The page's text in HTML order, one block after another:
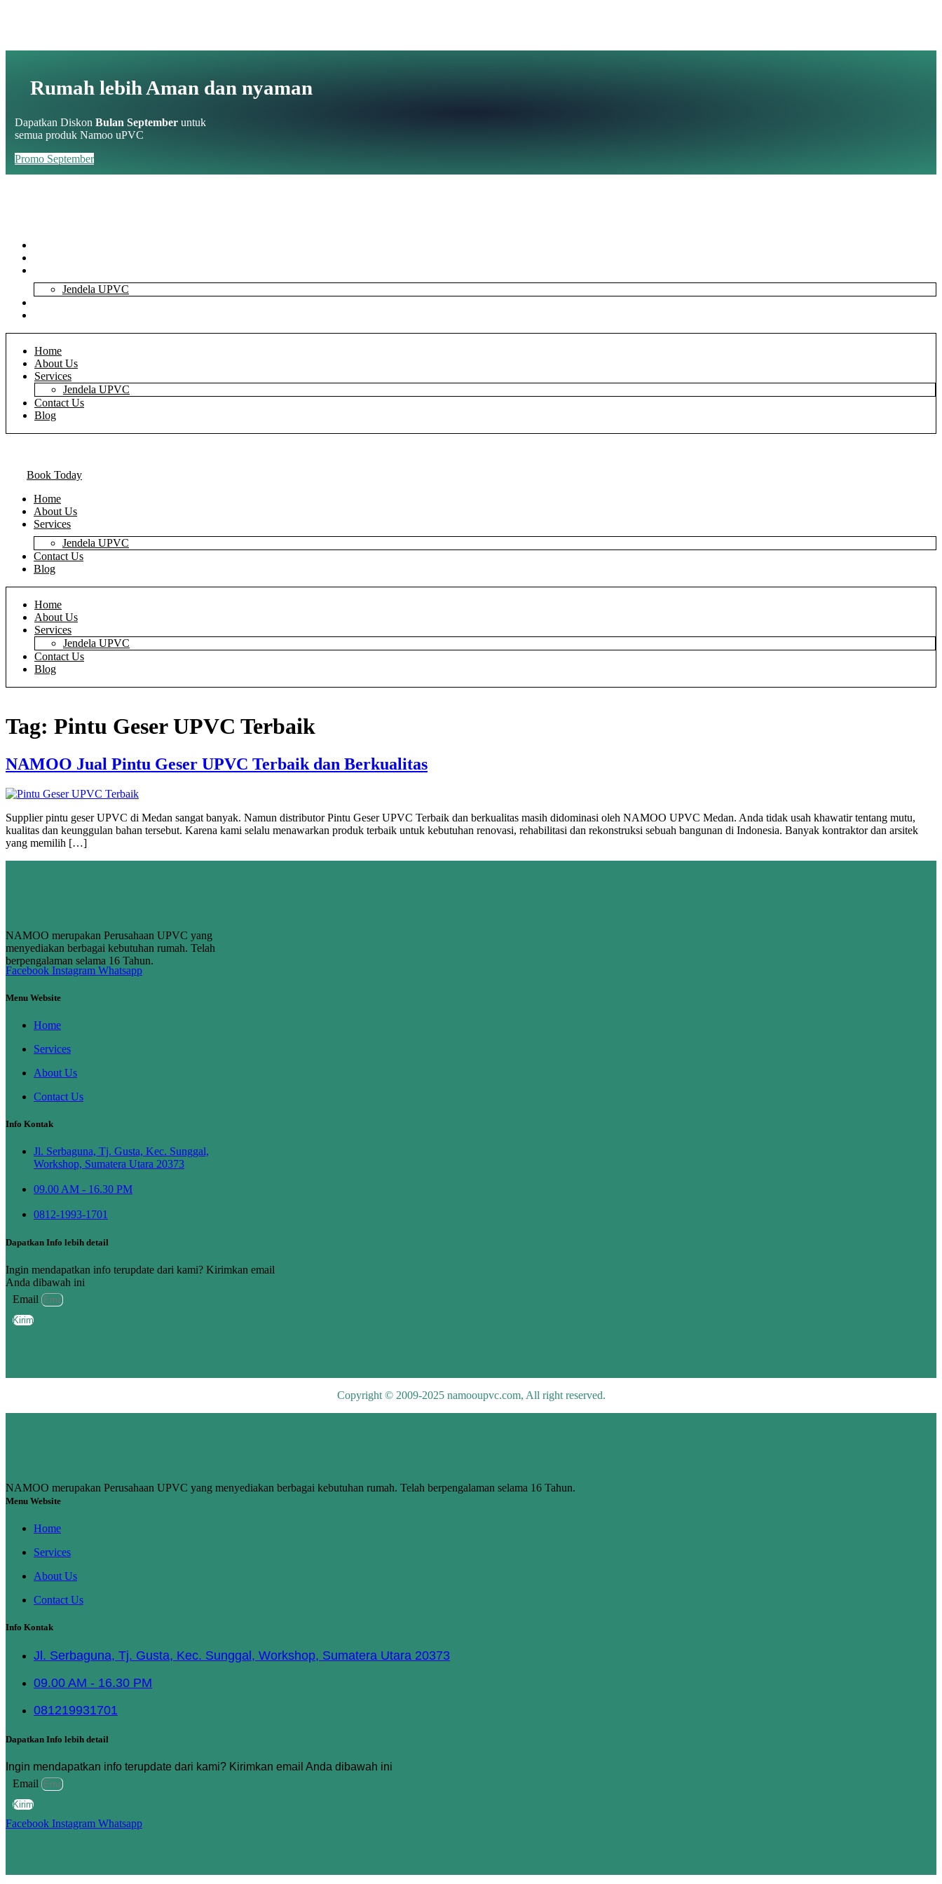
Rumah lebih Aman dan nyaman
Dapatkan Diskon Bulan September untuk
semua produk Namoo uPVC
Promo September
Jendela UPVC
Home
About Us
Services
Jendela UPVC
Contact Us
Blog
Book Today
Home
About Us
Services
Jendela UPVC
Contact Us
Blog
Home
About Us
Services
Jendela UPVC
Contact Us
Blog
Tag: Pintu Geser UPVC Terbaik
NAMOO Jual Pintu Geser UPVC Terbaik dan Berkualitas
Supplier pintu geser UPVC di Medan sangat banyak. Namun distributor Pintu Geser UPVC Terbaik dan berkualitas masih didominasi oleh NAMOO UPVC Medan. Anda tidak usah khawatir tentang mutu,
kualitas dan keunggulan bahan tersebut. Karena kami selalu menawarkan produk terbaik untuk kebutuhan renovasi, rehabilitasi dan rekonstruksi sebuah bangunan di Indonesia. Banyak kontraktor dan arsitek
yang memilih […]
NAMOO merupakan Perusahaan UPVC yang
menyediakan berbagai kebutuhan rumah. Telah
berpengalaman selama 16 Tahun.
Facebook Instagram Whatsapp
Menu Website
Home
Services
About Us
Contact Us
Info Kontak
Jl. Serbaguna, Tj. Gusta, Kec. Sunggal,
Workshop, Sumatera Utara 20373
09.00 AM - 16.30 PM
0812-1993-1701
Dapatkan Info lebih detail
Ingin mendapatkan info terupdate dari kami? Kirimkan email
Anda dibawah ini
Email
Kirim
Copyright © 2009-2025 namooupvc.com, All right reserved.
NAMOO merupakan Perusahaan UPVC yang menyediakan berbagai kebutuhan rumah. Telah berpengalaman selama 16 Tahun.
Menu Website
Home
Services
About Us
Contact Us
Info Kontak
Jl. Serbaguna, Tj. Gusta, Kec. Sunggal, Workshop, Sumatera Utara 20373
09.00 AM - 16.30 PM
081219931701
Dapatkan Info lebih detail
Ingin mendapatkan info terupdate dari kami? Kirimkan email Anda dibawah ini
Email
Kirim
Facebook Instagram Whatsapp